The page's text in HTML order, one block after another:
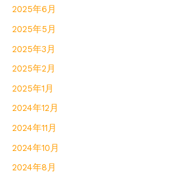
2025年6月
2025年5月
2025年3月
2025年2月
2025年1月
2024年12月
2024年11月
2024年10月
2024年8月